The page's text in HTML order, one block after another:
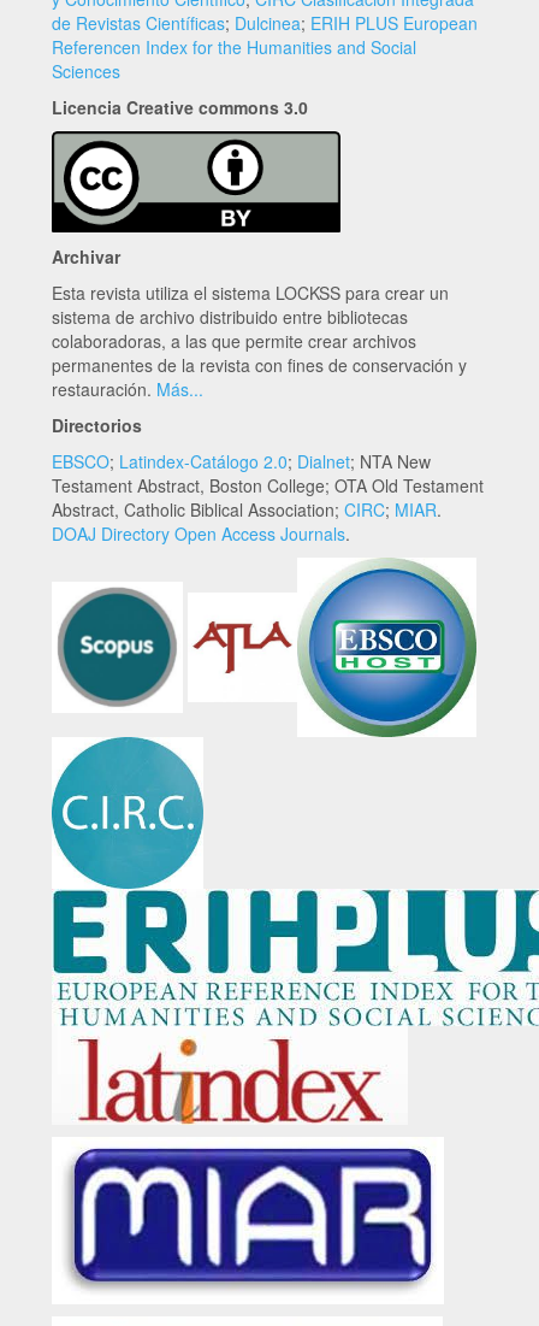
de Revistas Científicas; Dulcinea; ERIH PLUS European
Referencen Index for the Humanities and Social
Sciences
Licencia Creative commons 3.0
Archivar
Esta revista utiliza el sistema LOCKSS para crear un
sistema de archivo distribuido entre bibliotecas
colaboradoras, a las que permite crear archivos
permanentes de la revista con fines de conservación y
restauración. Más...
Directorios
EBSCO; Latindex-Catálogo 2.0; Dialnet; NTA New
Testament Abstract, Boston College; OTA Old Testament
Abstract, Catholic Biblical Association; CIRC; MIAR.
DOAJ Directory Open Access Journals.